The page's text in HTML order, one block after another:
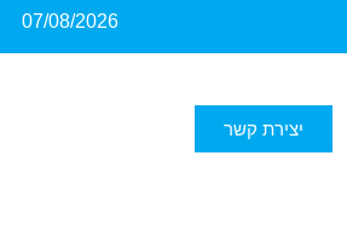
07/08/2026
יצירת קשר